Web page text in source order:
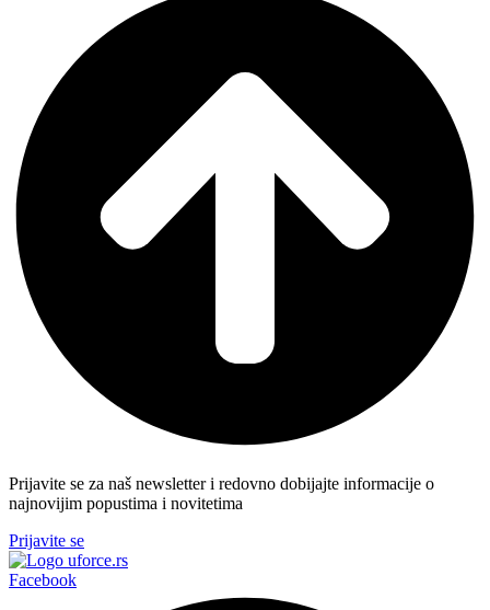
Prijavite se za naš newsletter i redovno dobijajte informacije o
najnovijim popustima i novitetima
Prijavite se
Facebook